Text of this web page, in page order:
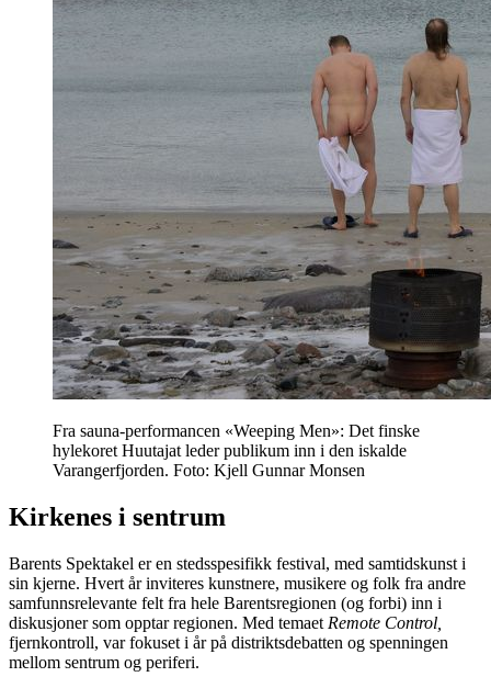
Fra sauna-performancen «Weeping Men»: Det finske
hylekoret Huutajat leder publikum inn i den iskalde
Varangerfjorden. Foto: Kjell Gunnar Monsen
Kirkenes i sentrum
Barents Spektakel er en stedsspesifikk festival, med samtidskunst i
sin kjerne. Hvert år inviteres kunstnere, musikere og folk fra andre
samfunnsrelevante felt fra hele Barentsregionen (og forbi) inn i
diskusjoner som opptar regionen. Med temaet Remote Control,
fjernkontroll, var fokuset i år på distriktsdebatten og spenningen
mellom sentrum og periferi.